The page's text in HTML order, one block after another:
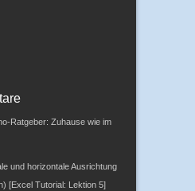
Ratgeber: Zuhause wie im
und horizontale Ausrichtung
[Excel Tutorial: Lektion 5]